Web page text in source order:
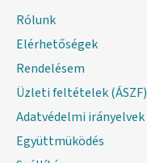
Rólunk
Elérhetőségek
Rendelésem
Üzleti feltételek (ÁSZF)
Adatvédelmi irányelvek
Együttmüködés